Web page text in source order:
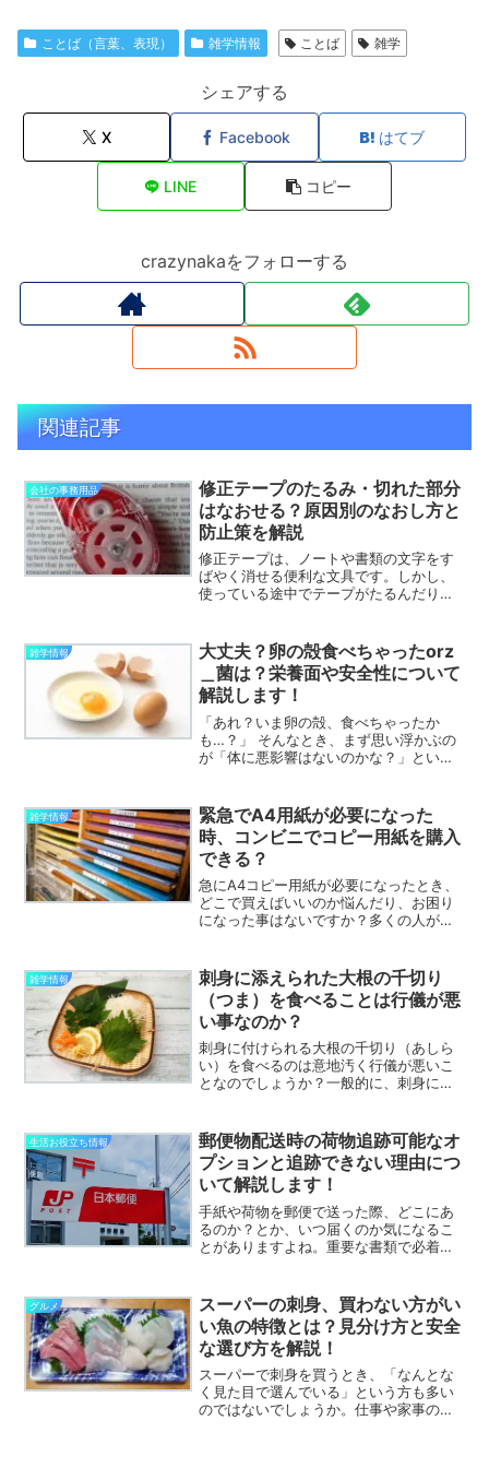
ことば（言葉、表現） 雑学情報 ことば 雑学
シェアする
X Facebook はてブ
LINE コピー
crazynakaをフォローする
関連記事
会社の事務用品
修正テープのたるみ・切れた部分
はなおせる？原因別のなおし方と
防止策を解説
修正テープは、ノートや書類の文字をす
ばやく消せる便利な文具です。しかし、
使っている途中でテープがたるんだり、
す。まだ中身が残っているのに、引いて
も白いテープが紙につかな...
雑学情報
大丈夫？卵の殻食べちゃったorz
＿菌は？栄養面や安全性について
解説します！
「あれ？いま卵の殻、食べちゃったか
も…？」 そんなとき、まず思い浮かぶの
が「体に悪影響はないのかな？」という
しょうか。一方で、「卵の殻って実は栄
養があるって聞いたことが...
雑学情報
緊急でA4用紙が必要になった
時、コンビニでコピー用紙を購入
できる？
急にA4コピー用紙が必要になったとき、
どこで買えばいいのか悩んだり、お困り
になった事はないですか？多くの人がコ
ないことや、他の販売店舗との価格差が
気になることでしょう。...
雑学情報
刺身に添えられた大根の千切り
（つま）を食べることは行儀が悪
い事なのか？
刺身に付けられる大根の千切り（あしら
い）を食べるのは意地汚く行儀が悪いこ
となのでしょうか？一般的に、刺身に添
です。食べるという人は「さっぱりして
いて美味しい」という方が...
生活お役立ち情報
郵便物配送時の荷物追跡可能なオ
プションと追跡できない理由につ
いて解説します！
手紙や荷物を郵便で送った際、どこにあ
るのか？とか、いつ届くのか気になるこ
とがありますよね。重要な書類で必着指
に配達予定日を確認する事は当然とし
て、郵便物が現時点でどこに...
グルメ
スーパーの刺身、買わない方がい
い魚の特徴とは？見分け方と安全
な選び方を解説！
スーパーで刺身を買うとき、「なんとな
く見た目で選んでいる」という方も多い
のではないでしょうか。仕事や家事の合